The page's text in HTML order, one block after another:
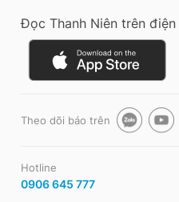
Đọc Thanh Niên trên điện
Theo dõi báo trên
Hotline
0906 645 777